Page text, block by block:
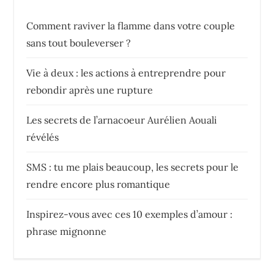
Comment raviver la flamme dans votre couple
sans tout bouleverser ?
Vie à deux : les actions à entreprendre pour
rebondir après une rupture
Les secrets de l’arnacoeur Aurélien Aouali
révélés
SMS : tu me plais beaucoup, les secrets pour le
rendre encore plus romantique
Inspirez-vous avec ces 10 exemples d’amour :
phrase mignonne